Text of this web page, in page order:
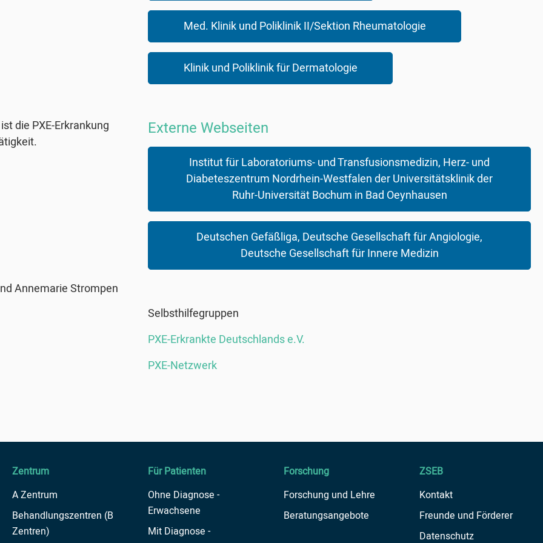
die PXE-Erkrankung
Annemarie Strompen
Med. Klinik und Poliklinik II/Sektion Rheumatologie
Klinik und Poliklinik für Dermatologie
Externe Webseiten
Institut für Laboratoriums- und Transfusionsmedizin, Herz- und
Diabeteszentrum Nordrhein-Westfalen der Universitätsklinik der
Ruhr-Universität Bochum in Bad Oeynhausen
Deutschen Gefäßliga, Deutsche Gesellschaft für Angiologie,
Deutsche Gesellschaft für Innere Medizin
Selbsthilfegruppen
PXE-Erkrankte Deutschlands e.V.
PXE-Netzwerk
Zentrum
A Zentrum
Behandlungszentren (B
Zentren)
Für Patienten
Ohne Diagnose -
Erwachsene
Mit Diagnose -
Forschung
Forschung und Lehre
Beratungsangebote
ZSEB
Kontakt
Freunde und Förderer
Datenschutz